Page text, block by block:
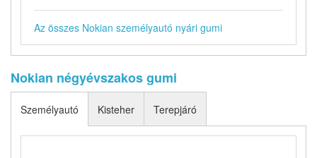
Az összes Nokian személyautó nyári gumi
Nokian négyévszakos gumi
Személyautó Kisteher Terepjáró